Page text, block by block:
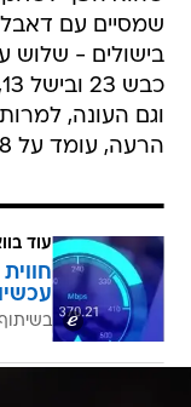
וגם העונה,
הרעה, עומד על 18 ו-10 כשנותרו עוד שני מחזורים.
עוד